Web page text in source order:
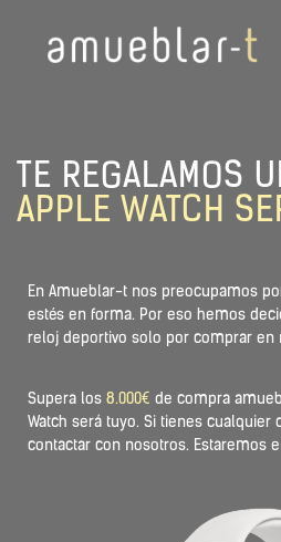
TE REGALAMOS
APPLE WATCH
En Amueblar-t nos preocupamos
estés en forma. Por eso hemos
reloj deportivo solo por comprar en
Supera los 8.000€ de compra
Watch será tuyo. Si tienes cualquier
contactar con nosotros. Estaremos